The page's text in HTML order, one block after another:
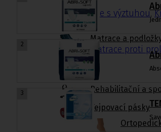
Krční límce s výztuhou,
Matrace a
Matrace proti
Rehabilitační a
Tejpovací pásky
2
3